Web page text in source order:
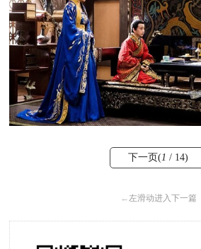
下一页(1 / 14)
← 左滑动进入下一篇